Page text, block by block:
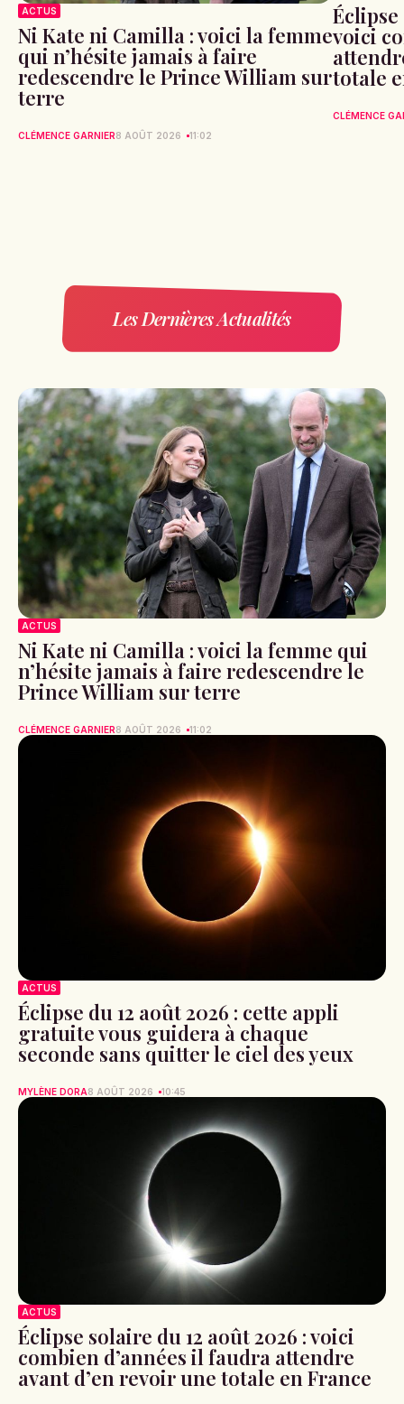
ACTUS
Ni Kate ni Camilla : voici la femme
qui n’hésite jamais à faire
redescendre le Prince William sur
terre
CLÉMENCE GARNIER8 AOÛT 2026 11:02
Éclipse
voici
totale
CLÉMENCE
Les Dernières Actualités
ACTUS
Ni Kate ni Camilla : voici la femme qui
n’hésite jamais à faire redescendre le
Prince William sur terre
CLÉMENCE GARNIER8 AOÛT 2026 11:02
ACTUS
Éclipse du 12 août 2026 : cette appli
gratuite vous guidera à chaque
seconde sans quitter le ciel des yeux
MYLÈNE DORA8 AOÛT 2026 10:45
ACTUS
Éclipse solaire du 12 août 2026 : voici
combien d’années il faudra attendre
avant d’en revoir une totale en France